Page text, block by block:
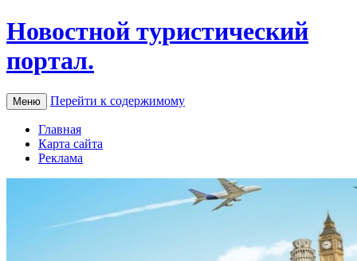
Новостной туристический
портал.
Меню Перейти к содержимому
Главная
Карта сайта
Реклама